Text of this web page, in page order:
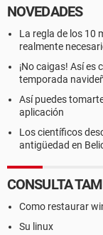
NOVEDADES
La regla de los 10
realmente
¡No caigas! Así
temporada
Así puedes
aplicación
Los científicos
antigüedad en
CONSULTA
Como restaurar
Su linux